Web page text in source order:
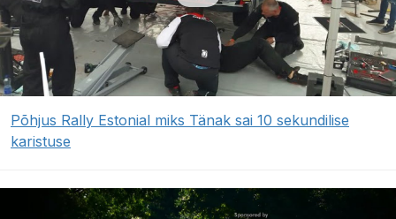
Põhjus Rally Estonial miks Tänak sai 10 sekundilise
karistuse